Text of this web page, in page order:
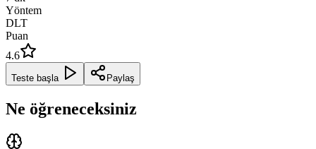
Yöntem
DLT
Puan
4.6
Teste başla Paylaş
Ne öğreneceksiniz